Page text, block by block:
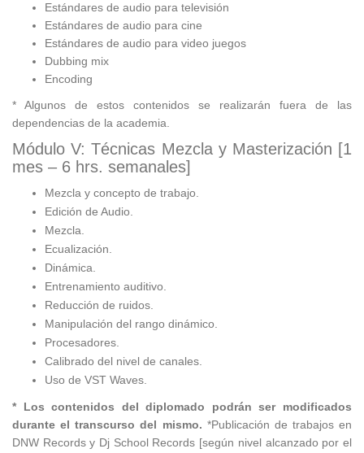
Estándares de audio para televisión
Estándares de audio para cine
Estándares de audio para video juegos
Dubbing mix
Encoding
* Algunos de estos contenidos se realizarán fuera de las
dependencias de la academia.
Módulo V: Técnicas Mezcla y Masterización [1
mes – 6 hrs. semanales]
Mezcla y concepto de trabajo.
Edición de Audio.
Mezcla.
Ecualización.
Dinámica.
Entrenamiento auditivo.
Reducción de ruidos.
Manipulación del rango dinámico.
Procesadores.
Calibrado del nivel de canales.
Uso de VST Waves.
* Los contenidos del diplomado podrán ser modificados
durante el transcurso del mismo. *Publicación de trabajos en
DNW Records y Dj School Records [según nivel alcanzado por el